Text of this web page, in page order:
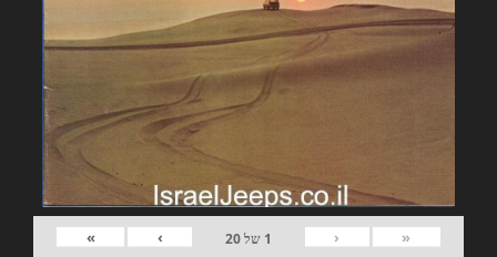
«
‹
1 של20
›
»